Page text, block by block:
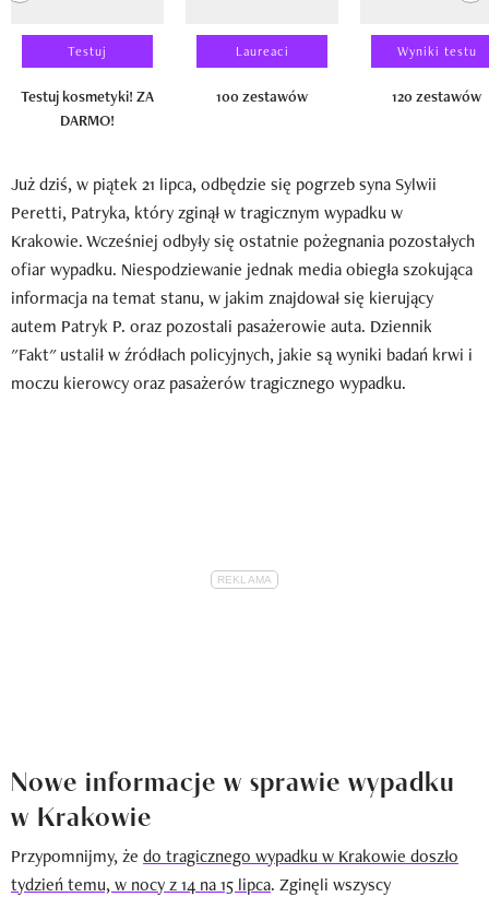
Testuj
Testuj kosmetyki! ZA
DARMO!
Laureaci
100 zestawów
Wyniki testu
120 zestawów
Już dziś, w piątek 21 lipca, odbędzie się pogrzeb syna Sylwii
Peretti, Patryka, który zginął w tragicznym wypadku w
Krakowie. Wcześniej odbyły się ostatnie pożegnania pozostałych
ofiar wypadku. Niespodziewanie jednak media obiegła szokująca
informacja na temat stanu, w jakim znajdował się kierujący
autem Patryk P. oraz pozostali pasażerowie auta. Dziennik
"Fakt" ustalił w źródłach policyjnych, jakie są wyniki badań krwi i
moczu kierowcy oraz pasażerów tragicznego wypadku.
Nowe informacje w sprawie wypadku
w Krakowie
Przypomnijmy, że do tragicznego wypadku w Krakowie doszło
tydzień temu, w nocy z 14 na 15 lipca. Zginęli wszyscy